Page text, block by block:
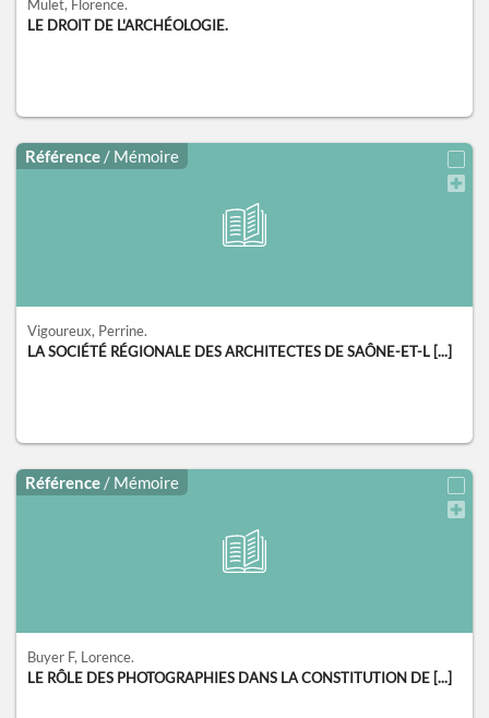
Mulet, Florence.
LE DROIT DE L'ARCHÉOLOGIE.
Référence / Mémoire
Vigoureux, Perrine.
LA SOCIÉTÉ RÉGIONALE DES ARCHITECTES DE SAÔNE-ET-L [...]
Référence / Mémoire
Buyer F, Lorence.
LE RÔLE DES PHOTOGRAPHIES DANS LA CONSTITUTION DE [...]